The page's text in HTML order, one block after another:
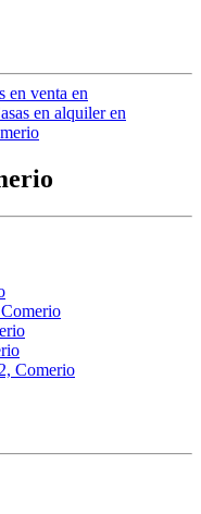
en venta en
en alquiler en
Comerio